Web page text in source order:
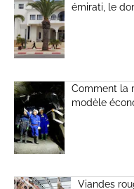
émirati, le
Comment la
modèle
Viandes